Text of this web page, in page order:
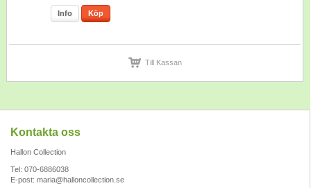
Info Köp
Till Kassan
Kontakta oss
Hallon Collection
Tel: 070-6886038
E-post: maria@halloncollection.se